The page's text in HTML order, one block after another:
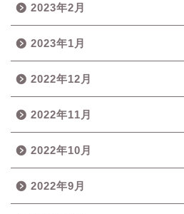
2023年2月
2023年1月
2022年12月
2022年11月
2022年10月
2022年9月